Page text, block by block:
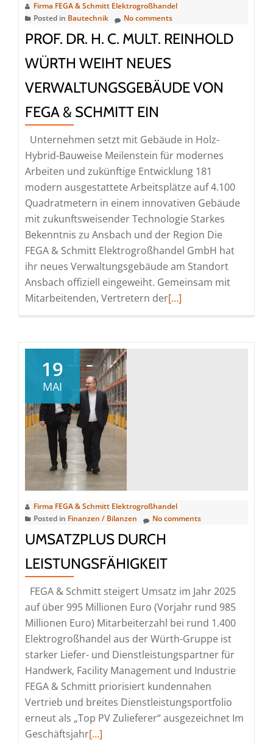
Firma FEGA & Schmitt Elektrogroßhandel
Posted in Bautechnik No comments
PROF. DR. H. C. MULT. REINHOLD
WÜRTH WEIHT NEUES
VERWALTUNGSGEBÄUDE VON
FEGA & SCHMITT EIN
Unternehmen setzt mit Gebäude in Holz-
Hybrid-Bauweise Meilenstein für modernes
Arbeiten und zukünftige Entwicklung 181
modern ausgestattete Arbeitsplätze auf 4.100
Quadratmetern in einem innovativen Gebäude
mit zukunftsweisender Technologie Starkes
Bekenntnis zu Ansbach und der Region Die
FEGA & Schmitt Elektrogroßhandel GmbH hat
ihr neues Verwaltungsgebäude am Standort
Ansbach offiziell eingeweiht. Gemeinsam mit
Mitarbeitenden, Vertretern derRead
von
FEGA
[…]
19
MAI
Firma FEGA & Schmitt Elektrogroßhandel
Posted in Finanzen / Bilanzen No comments
UMSATZPLUS DURCH
LEISTUNGSFÄHIGKEIT
FEGA & Schmitt steigert Umsatz im Jahr 2025
auf über 995 Millionen Euro (Vorjahr rund 985
Millionen Euro) Mitarbeiterzahl bei rund 1.400
Elektrogroßhandel aus der Würth-Gruppe ist
starker Liefer- und Dienstleistungspartner für
Handwerk, Facility Management und Industrie
FEGA & Schmitt priorisiert kundennahen
Vertrieb und breites Dienstleistungsportfolio
erneut als „Top PV Zulieferer“ ausgezeichnet Im
GeschäftsjahrRead
[…]